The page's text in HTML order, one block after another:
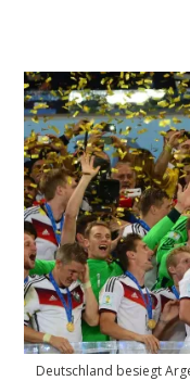
Deutschland besiegt